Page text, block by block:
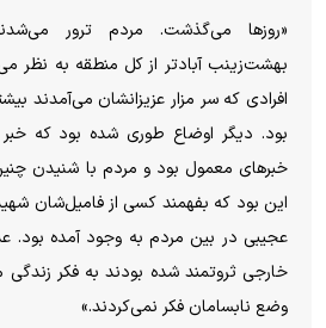
«روز‌ها می‌گذشت. مردم ترور
بهشت‌زینب آبادتر از کل منطقه به نظر
افرادی که سر مزار عزیزانشان می‌آمدند
بود. دیگر اوضاع طوری شده بود که خبر
خبر‌های معمول بود و مردم با شنیدن
این بود که بفهمند کسی از فامیل‌شان
عجیبی در بین مردم به وجود آمده بود.
خارجی ثروتمند شده بودند به فکر زندگی
وضع نابسامان فکر نمی‌کردند.»